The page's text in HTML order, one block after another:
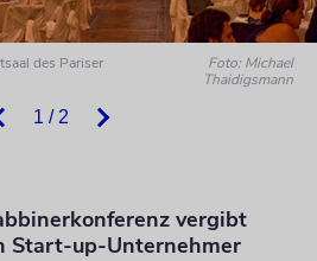
1 / 2
des Pariser
Foto: Michael
Thaidigsmann
vergibt
Start-up-Unternehmer